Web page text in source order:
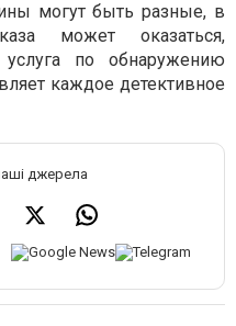
могут быть разные, в
может оказаться,
услуга по обнаружению
каждое детективное
джерела